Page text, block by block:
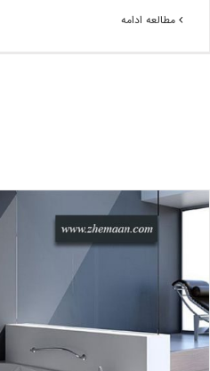
مطالعه ادامه
انتخاب وان حمام یا
بلاگ